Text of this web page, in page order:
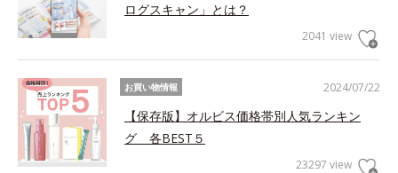
ログスキャン」とは？
2041 view
2024/07/22
お買い物情報
【保存版】オルビス価格帯別人気ランキン
グ 各BEST５
23297 view